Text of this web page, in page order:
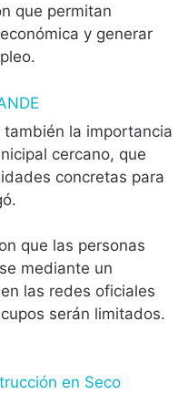
que permitan
y generar
también la importancia
cercano, que
concretas para
que las personas
mediante un
las redes oficiales
serán limitados.
en Seco